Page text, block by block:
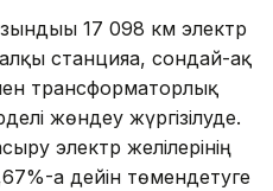
17 098 км электр
станцияға, сондай-ақ
трансформаторлық
жөндеу жүргізілуде.
электр желілерінің
ға дейін төмендетуге